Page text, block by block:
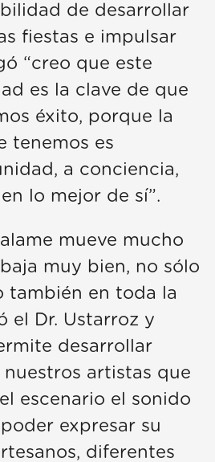
de desarrollar
fiestas e impulsar
“creo que este
es la clave de que
éxito, porque la
tenemos es
a conciencia,
lo mejor de sí”.
mueve mucho
muy bien, no sólo
también en toda la
el Dr. Ustarroz y
desarrollar
artistas que
escenario el sonido
expresar su
diferentes